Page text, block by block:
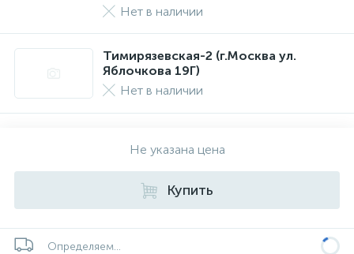
Нет в наличии
Тимирязевская-2 (г.Москва ул.
Яблочкова 19Г)
Нет в наличии
Не указана цена
Купить
Определяем...